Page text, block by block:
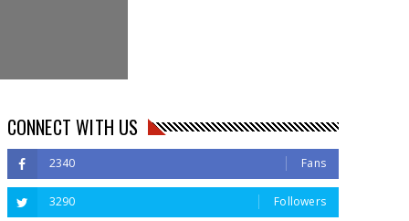
CONNECT WITH US
2340 Fans
3290 Followers